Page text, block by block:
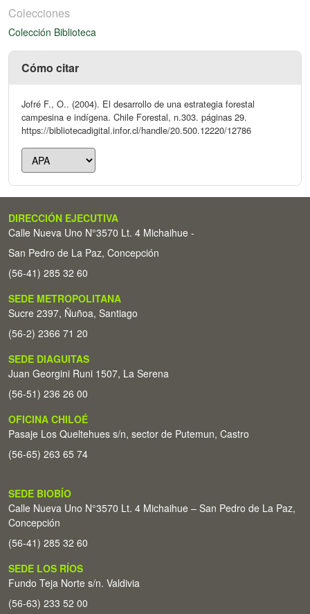
Colecciones
Colección Biblioteca
Cómo citar
Jofré F., O.. (2004). El desarrollo de una estrategia forestal
campesina e indígena. Chile Forestal, n.303. páginas 29.
https://bibliotecadigital.infor.cl/handle/20.500.12220/12786
DIRECCIÓN EJECUTIVA
Calle Nueva Uno N°3570 Lt. 4 Michaihue -
San Pedro de La Paz, Concepción
(56-41) 285 32 60
SEDE METROPOLITANA
Sucre 2397, Ñuñoa, Santiago
(56-2) 2366 71 20
SEDE DIAGUITAS
Juan Georgini Runi 1507, La Serena
(56-51) 236 26 00
OFICINA CHILOÉ
Pasaje Los Queltehues s/n, sector de Putemun, Castro
(56-65) 263 65 74
SEDE BIOBÍO
Calle Nueva Uno N°3570 Lt. 4 Michaihue – San Pedro de La Paz,
Concepción
(56-41) 285 32 60
SEDE LOS RÍOS
Fundo Teja Norte s/n. Valdivia
(56-63) 233 52 00